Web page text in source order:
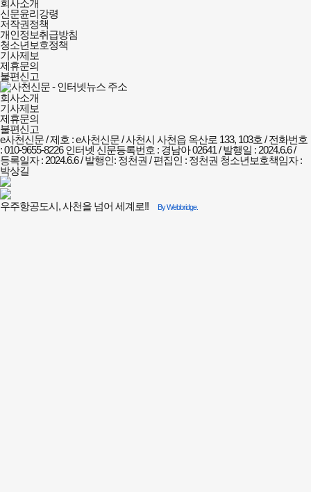
사천신문
-
인터넷뉴스
회사소개
및
정책안내
회사소개
신문윤리강령
저작권정책
개인정보취급방침
청소년보호정책
기사제보
제휴문의
불편신고
회사소개
기사제보
제휴문의
불편신고
e사천신문 / 제호 : e사천신문 /사천시 사천읍 옥산로 133, 103호 / 전화번호
: 010-9655-8226인터넷 신문등록번호 : 경남아 02641 / 발행일 : 2024.6.6 /
등록일자 : 2024.6.6 / 발행인: 정천권 / 편집인 : 정천권 청소년보호책임자 :
박상길
우주항공도시, 사천을 넘어 세계로!! By Webbridge.